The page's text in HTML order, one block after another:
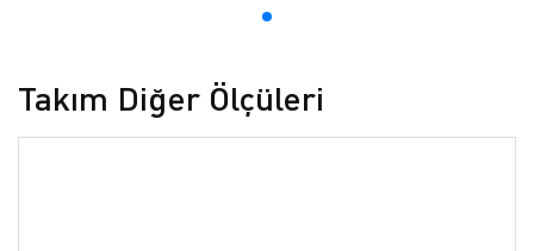
Takım Diğer Ölçüleri